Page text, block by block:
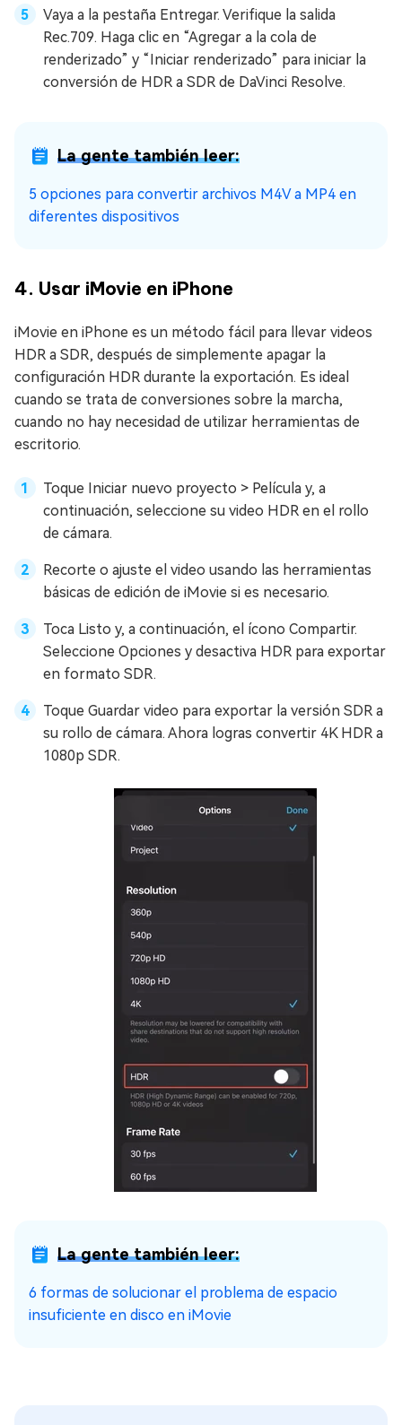
Vaya a la pestaña Entregar. Verifique la salida
Rec.709. Haga clic en “Agregar a la cola de
renderizado” y “Iniciar renderizado” para iniciar la
conversión de HDR a SDR de DaVinci Resolve.
La gente también leer:
5 opciones para convertir archivos M4V a MP4 en
diferentes dispositivos
4. Usar iMovie en iPhone
iMovie en iPhone es un método fácil para llevar videos
HDR a SDR, después de simplemente apagar la
configuración HDR durante la exportación. Es ideal
cuando se trata de conversiones sobre la marcha,
cuando no hay necesidad de utilizar herramientas de
escritorio.
Toque Iniciar nuevo proyecto > Película y, a
continuación, seleccione su video HDR en el rollo
de cámara.
Recorte o ajuste el video usando las herramientas
básicas de edición de iMovie si es necesario.
Toca Listo y, a continuación, el ícono Compartir.
Seleccione Opciones y desactiva HDR para exportar
en formato SDR.
Toque Guardar video para exportar la versión SDR a
su rollo de cámara. Ahora logras convertir 4K HDR a
1080p SDR.
La gente también leer:
6 formas de solucionar el problema de espacio
insuficiente en disco en iMovie